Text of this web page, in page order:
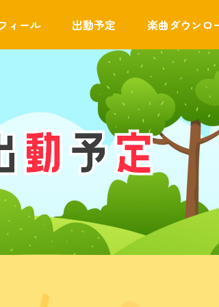
ィール 出動予定 楽曲ダウンロ